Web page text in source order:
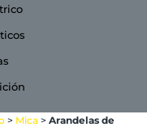
> Mica > Arandelas de